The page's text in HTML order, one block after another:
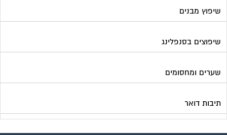
שיפוץ מבנים
שיפוצים בסנפלינג
שערים ומחסומים
תיבות דואר